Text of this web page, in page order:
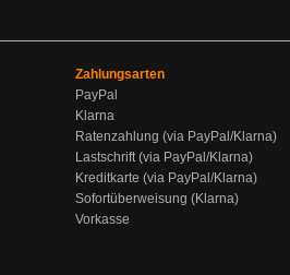
Zahlungsarten
PayPal
Klarna
Ratenzahlung (via PayPal/Klarna)
Lastschrift (via PayPal/Klarna)
Kreditkarte (via PayPal/Klarna)
Sofortüberweisung (Klarna)
Vorkasse